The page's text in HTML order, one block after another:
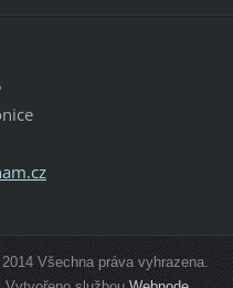
Všechna práva vyhrazena.